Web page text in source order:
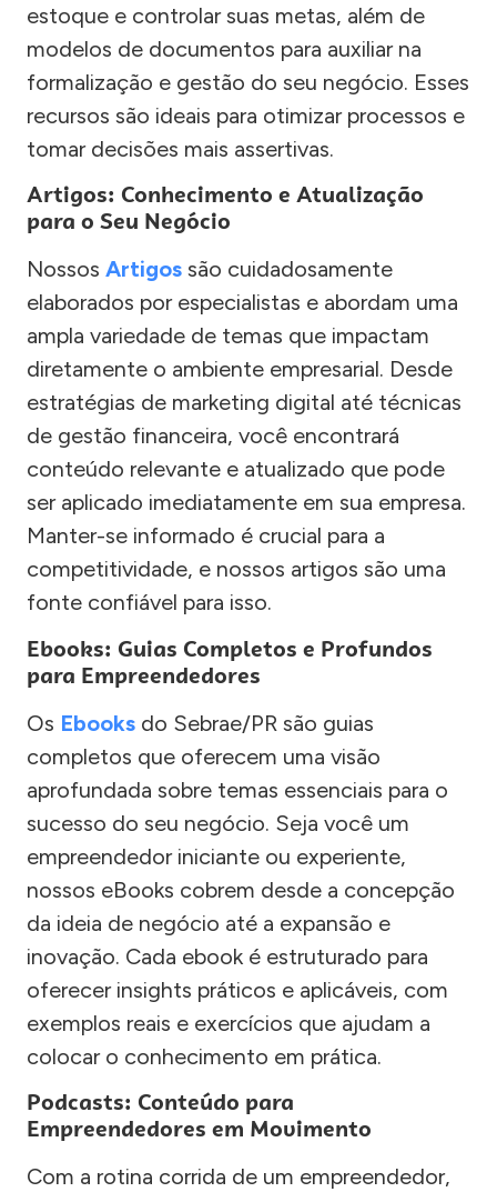
estoque e controlar suas metas, além de
modelos de documentos para auxiliar na
formalização e gestão do seu negócio. Esses
recursos são ideais para otimizar processos e
tomar decisões mais assertivas.
Artigos: Conhecimento e Atualização
para o Seu Negócio
Nossos Artigos são cuidadosamente
elaborados por especialistas e abordam uma
ampla variedade de temas que impactam
diretamente o ambiente empresarial. Desde
estratégias de marketing digital até técnicas
de gestão financeira, você encontrará
conteúdo relevante e atualizado que pode
ser aplicado imediatamente em sua empresa.
Manter-se informado é crucial para a
competitividade, e nossos artigos são uma
fonte confiável para isso.
Ebooks: Guias Completos e Profundos
para Empreendedores
Os Ebooks do Sebrae/PR são guias
completos que oferecem uma visão
aprofundada sobre temas essenciais para o
sucesso do seu negócio. Seja você um
empreendedor iniciante ou experiente,
nossos eBooks cobrem desde a concepção
da ideia de negócio até a expansão e
inovação. Cada ebook é estruturado para
oferecer insights práticos e aplicáveis, com
exemplos reais e exercícios que ajudam a
colocar o conhecimento em prática.
Podcasts: Conteúdo para
Empreendedores em Movimento
Com a rotina corrida de um empreendedor,